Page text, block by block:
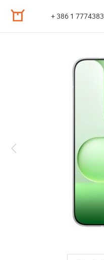
+ 386 1 7774383